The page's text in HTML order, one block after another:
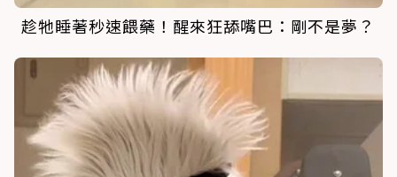
趁牠睡著秒速餵藥！醒來狂舔嘴巴：剛不是夢？